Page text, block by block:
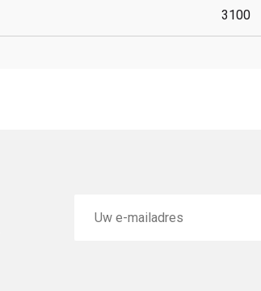
3100
mailadres